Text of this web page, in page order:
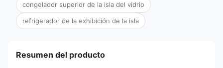
congelador superior de la isla del vidrio
refrigerador de la exhibición de la isla
Resumen del producto